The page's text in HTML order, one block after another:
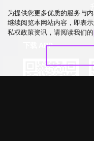
下载 APP
为提供您更多优质的服务与
继续阅览本网站内容，即表
私权政策资讯，请阅读我们的